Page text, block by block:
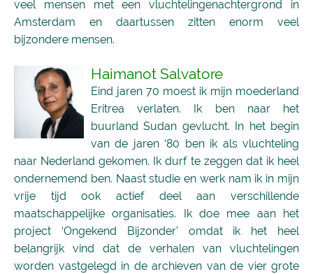
veel mensen met een vluchtelingenachtergrond in
Amsterdam en daartussen zitten enorm veel
bijzondere mensen.
Haimanot Salvatore
Eind jaren 70 moest ik mijn moederland
Eritrea verlaten. Ik ben naar het
buurland Sudan gevlucht. In het begin
van de jaren ‘80 ben ik als vluchteling
naar Nederland gekomen. Ik durf te zeggen dat ik heel
ondernemend ben. Naast studie en werk nam ik in mijn
vrije tijd ook actief deel aan verschillende
maatschappelijke organisaties. Ik doe mee aan het
project ‘Ongekend Bijzonder’ omdat ik het heel
belangrijk vind dat de verhalen van vluchtelingen
worden vastgelegd in de archieven van de vier grote